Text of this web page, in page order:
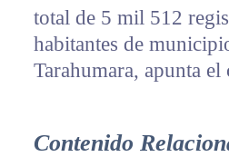
total de 5 mil 512
habitantes de
Tarahumara, apunta
Contenido